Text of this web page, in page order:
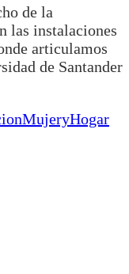
de la
las instalaciones
articulamos
de Santander